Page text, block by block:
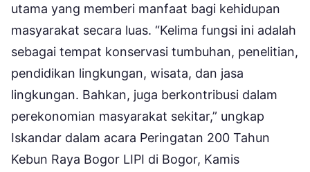
utama yang memberi manfaat bagi kehidupan
masyarakat secara luas. “Kelima fungsi ini adalah
sebagai tempat konservasi tumbuhan, penelitian,
pendidikan lingkungan, wisata, dan jasa
lingkungan. Bahkan, juga berkontribusi dalam
perekonomian masyarakat sekitar,” ungkap
Iskandar dalam acara Peringatan 200 Tahun
Kebun Raya Bogor LIPI di Bogor, Kamis